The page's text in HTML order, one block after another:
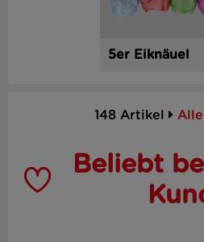
5er Eiknäuel
148 Artikel
Beliebt